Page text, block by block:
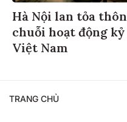
Hà Nội lan tỏa
chuỗi hoạt động
Việt Nam
TRANG CHỦ